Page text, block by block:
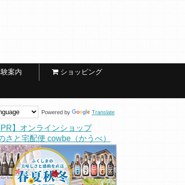
験案内 ショッピング
Powered by Translate
PR】オンラインショップ
さと宅配便 cowbe（かうべ）